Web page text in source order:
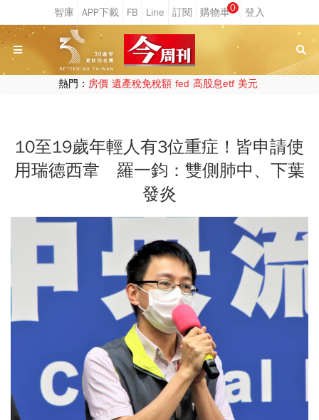
0
熱門： 房價 遺產稅免稅額 fed 高股息etf 美元
10至19歲年輕人有3位重症！皆申請使
用瑞德西韋 羅一鈞：雙側肺中、下葉
發炎